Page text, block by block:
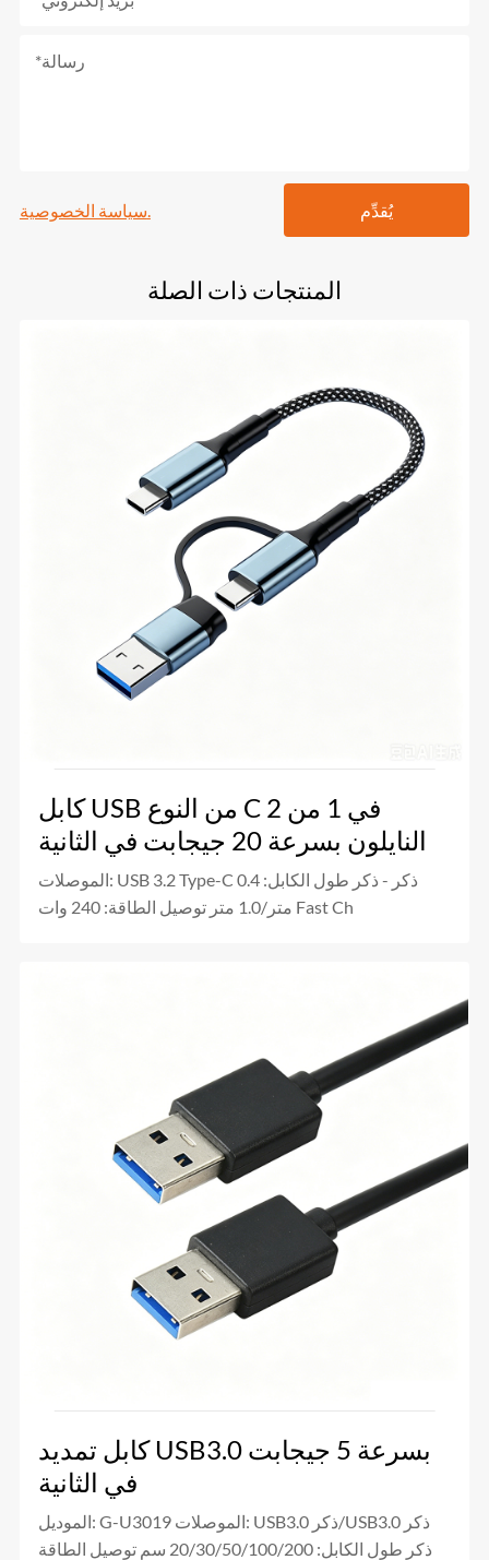
يُقدِّم
المنتجات ذات الصلة
كابل USB من النوع C 2 في 1 من
النايلون بسرعة 20 جيجابت في الثانية
الموصلات: USB 3.2 Type-C ذكر - ذكر طول الكابل: 0.4
متر/1.0 متر توصيل الطاقة: 240 وات Fast Ch
كابل تمديد USB3.0 بسرعة 5 جيجابت
في الثانية
الموديل: G-U3019 الموصلات: USB3.0 ذكر/USB3.0 ذكر
ذكر طول الكابل: 20/30/50/100/200 سم توصيل الطاقة